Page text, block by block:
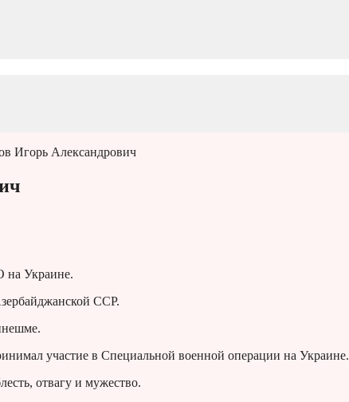
Игорь Александрович
на Украине.
ССР.
участие в Специальной военной операции на Украине.
отвагу и мужество.